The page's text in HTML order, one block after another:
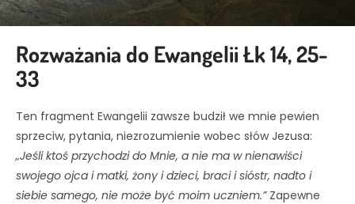
Rozważania do Ewangelii Łk 14, 25-
33
Ten fragment Ewangelii zawsze budził we mnie pewien
sprzeciw, pytania, niezrozumienie wobec słów Jezusa:
„Jeśli ktoś przychodzi do Mnie, a nie ma w nienawiści
swojego ojca i matki, żony i dzieci, braci i sióstr, nadto i
siebie samego, nie może być moim uczniem.” Zapewne